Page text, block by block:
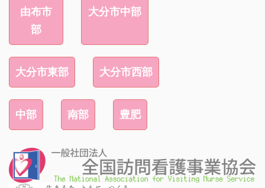
由布市
部
大分市中部
大分市東部 大分市西部
中部 南部 豊肥